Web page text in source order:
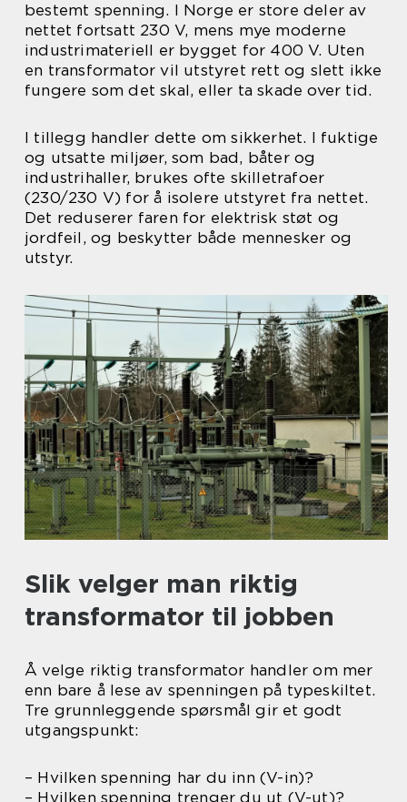
bestemt spenning. I Norge er store deler av
nettet fortsatt 230 V, mens mye moderne
industrimateriell er bygget for 400 V. Uten
en transformator vil utstyret rett og slett ikke
fungere som det skal, eller ta skade over tid.
I tillegg handler dette om sikkerhet. I fuktige
og utsatte miljøer, som bad, båter og
industrihaller, brukes ofte skilletrafoer
(230/230 V) for å isolere utstyret fra nettet.
Det reduserer faren for elektrisk støt og
jordfeil, og beskytter både mennesker og
utstyr.
Slik velger man riktig
transformator til jobben
Å velge riktig transformator handler om mer
enn bare å lese av spenningen på typeskiltet.
Tre grunnleggende spørsmål gir et godt
utgangspunkt:
– Hvilken spenning har du inn (V-in)?
– Hvilken spenning trenger du ut (V-ut)?